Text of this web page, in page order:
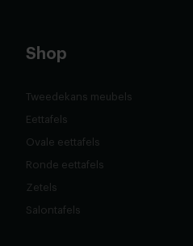
Shop
Tweedekans meubels
Eettafels
Ovale eettafels
Ronde eettafels
Zetels
Salontafels